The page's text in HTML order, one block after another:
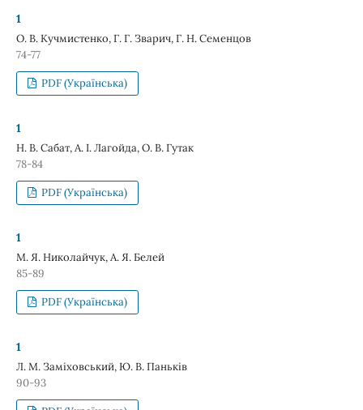
1
O. В. Кучмистенко, Г. Г. Зварич, Г. Н. Семенцов
74-77
PDF (Українська)
1
Н. В. Сабат, А. І. Лагойда, О. В. Гутак
78-84
PDF (Українська)
1
М. Я. Николайчук, А. Я. Белей
85-89
PDF (Українська)
1
Л. М. Заміховський, Ю. В. Паньків
90-93